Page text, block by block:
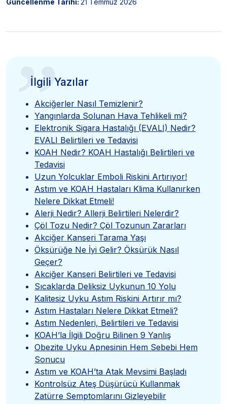
Güncellenme Tarihi: 21 Temmuz 2026
”
İlgili Yazılar
Akciğerler Nasıl Temizlenir?
Yangınlarda Solunan Hava Tehlikeli mi?
Elektronik Sigara Hastalığı (EVALI) Nedir?
EVALI Belirtileri ve Tedavisi
KOAH Nedir? KOAH Hastalığı Belirtileri ve
Tedavisi
Uzun Yolcuklar Emboli Riskini Artırıyor!
Astım ve KOAH Hastaları Klima Kullanırken
Nelere Dikkat Etmeli!
Alerji Nedir? Allerji Belirtileri Nelerdir?
Çöl Tozu Nedir? Çöl Tozunun Zararları
Akciğer Kanseri Tarama Yaşı
Öksürüğe Ne İyi Gelir? Öksürük Nasıl
Geçer?
Akciğer Kanseri Belirtileri ve Tedavisi
Sıcaklarda Deliksiz Uykunun 10 Yolu
Kalitesiz Uyku Astım Riskini Artırır mı?
Astım Hastaları Nelere Dikkat Etmeli?
Astım Nedenleri, Belirtileri ve Tedavisi
KOAH’la İlgili Doğru Bilinen 9 Yanlış
Obezite Uyku Apnesinin Hem Sebebi Hem
Sonucu
Astım ve KOAH’ta Atak Mevsimi Başladı
Kontrolsüz Ateş Düşürücü Kullanmak
Zatürre Semptomlarını Gizleyebilir